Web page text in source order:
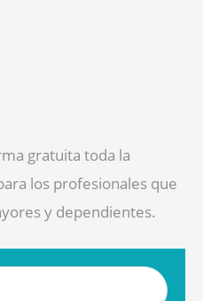
gratuita toda la
los profesionales que
y dependientes.